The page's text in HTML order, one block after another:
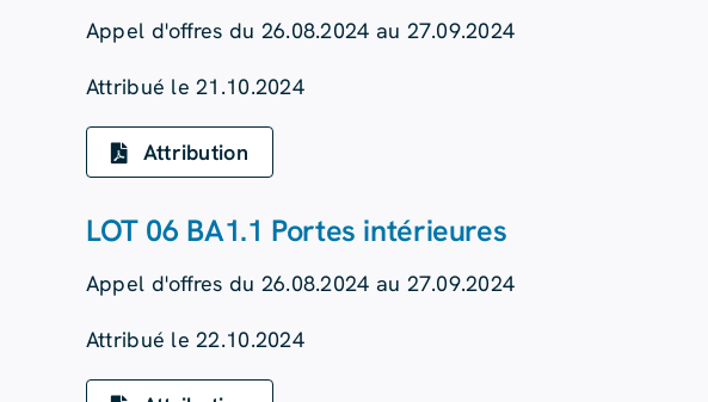
Appel d'offres du 26.08.2024 au 27.09.2024
Attribué le 21.10.2024
Attribution
LOT 06 BA1.1 Portes intérieures
Appel d'offres du 26.08.2024 au 27.09.2024
Attribué le 22.10.2024